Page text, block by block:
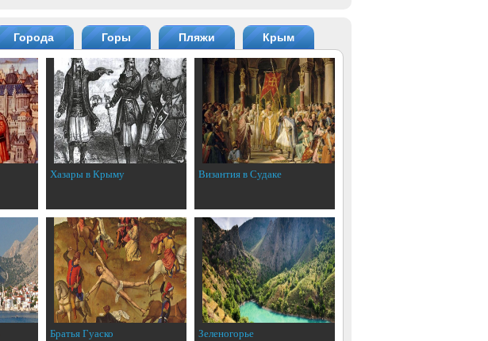
Города Горы Пляжи Крым
Хазары в Крыму Византия в Судаке
Братья Гуаско Зеленогорье